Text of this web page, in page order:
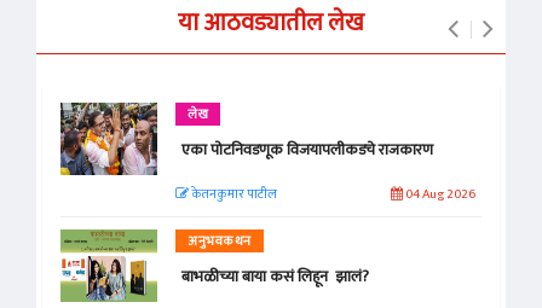
या आठवड्यातील लेख
लेख
एका पोटनिवडणूक विजयापलीकडचे राजकारण
केतनकुमार पाटील 04 Aug 2026
अनुभवकथन
बाभळीच्या बाया कसं लिहून झालं?